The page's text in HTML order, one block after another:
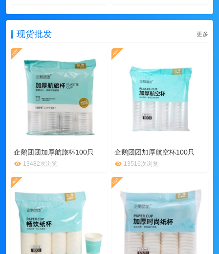
现货批发 更多
企鹅团团加厚航旅杯100只
13482次浏览
企鹅团团加厚航空杯100只
13516次浏览